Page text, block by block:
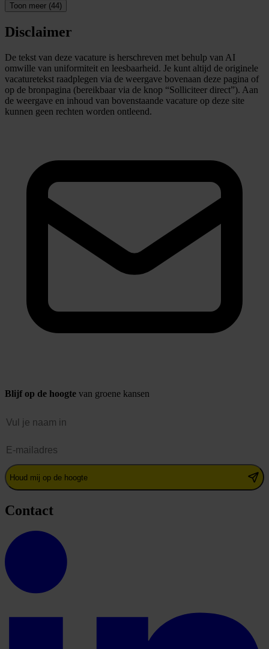
Toon meer (44)
Disclaimer
De tekst van deze vacature is herschreven met behulp van AI
omwille van uniformiteit en leesbaarheid. Je kunt altijd de originele
vacaturetekst raadplegen via de weergave bovenaan deze pagina of
op de bronpagina (bereikbaar via de knop “Solliciteer direct”). Aan
de weergave en inhoud van bovenstaande vacature op deze site
kunnen geen rechten worden ontleend.
Blijf op de hoogte van groene kansen
Houd mij op de hoogte
Contact